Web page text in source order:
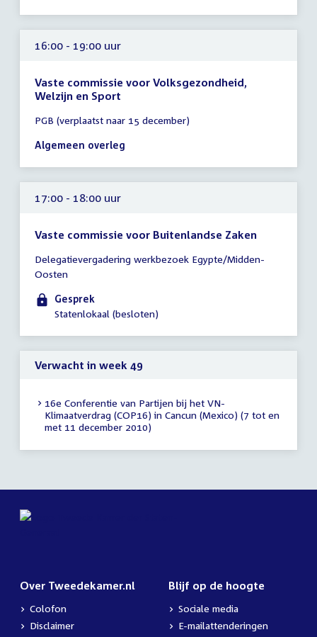
uur
16:00 - 19:00 uur
Vaste commissie voor Volksgezondheid,
Welzijn en Sport
vergadering
16:00
19:00
uur
PGB (verplaatst naar 15 december)
Algemeen overleg
17:00 - 18:00 uur
Vaste commissie voor Buitenlandse Zaken
vergadering
17:00
18:00
Delegatievergadering werkbezoek Egypte/Midden-
Oosten
Gesprek
Statenlokaal (besloten)
Verwacht in week 49
16e Conferentie van Partijen bij het VN-
Klimaatverdrag (COP16) in Cancun (Mexico) (7 tot en
met 11 december 2010)
Over Tweedekamer.nl
Colofon
Disclaimer
Blijf op de hoogte
Sociale media
E-mailattenderingen